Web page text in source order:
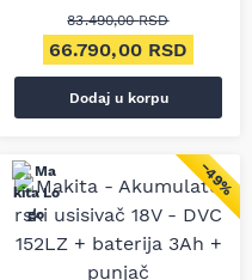
83.490,00RSD
Originalna cena je
66.790,00 RSD
Dodaj u korpu
−49%